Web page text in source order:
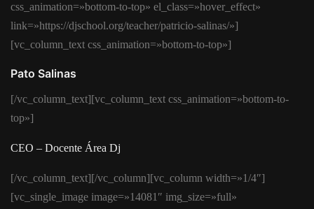
css_animation=»bottom-to-top» el_class=»hover_effect»
link=»https://djschool.org/teacher/patricio-salinas/»]
[vc_column_text css_animation=»bottom-to-top»]
Pato Salinas
[/vc_column_text][vc_column_text css_animation=»bottom-to-
top»]
CEO – Docente Área Dj
[/vc_column_text][/vc_column][vc_column width=»1/4″]
[vc_single_image image=»14081″ img_size=»full»